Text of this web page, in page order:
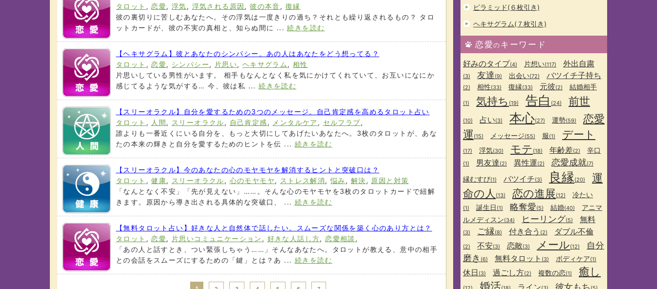
タロット ,恋愛,浮気, 浮気される原因 ,彼の本音, 復縁
彼の裏切りに苦しむあなたへ。その浮気は一度きりの過ち？それとも繰り返されるもの？ タロ
ットカードが、彼の不実の真相と、知らぬ間に ...続きを読む
【ヘキサグラム】彼とあなたのシンパシー。あの人はあなたをどう想ってる？
タロット ,恋愛, シンパシー, 片思い, ヘキサグラム,相性
片思いしている男性がいます。 相手もなんとなく私を気にかけてくれていて、お互いになにか
感じてるような気がする… 今、彼は私 ...続きを読む
【スリーオラクル】自分を愛するための3つのメッセージ。自己肯定感を高めるタロット占い
タロット , 人間, スリーオラクル, 自己肯定感, メンタルケア , セルフラブ,
誰よりも一番近くにいる自分を、もっと大切にしてあげたいあなたへ。3枚のタロットが、あな
たの本来の輝きと自分を愛するためのヒントを伝 ... 続きを読む
【スリーオラクル】今のあなたの心のモヤモヤを解消するヒントと突破口は？
タロット ,健康, スリーオラクル, 心のモヤモヤ, ストレス解消,悩み , 解決, 原因と対策
「なんとなく不安」「先が見えない」……。そんな心のモヤモヤを3枚のタロットカードで紐解
きます。原因から導き出される具体的な突破口、 ... 続きを読む
【無料タロット占い】好きな人と自然体で話したい。スムーズな関係を築く心のあり方とは？
タロット ,恋愛, 片思いコミュニケーション , 好きな人話し方,恋愛相談 ,
「あの人と話すとき、つい緊張しちゃう……」そんなあなたへ。タロットが教える、意中の相手
との会話をスムーズにするための「鍵」とは？あ ... 続きを読む
ピラミッド(６枚引き)
ヘキサグラム(７枚引き)
恋愛のキーワード
好みのタイプ(4) 片想い(117) 外出自粛
(3) 友達 (9) 出会い(72) バツイチ子持ち
(2) 相性(33) 復縁(33) 元彼(2) 結婚相手
(1) 気持ち (19) 告白 (24) 前世
(10) 占い(3) 本心(27) 運勢(59)
恋愛
運 (15) メッセージ(55) 服(1) デート
(17) 浮気(30) モテ (18) 年齢差(2) 辛口
(1) 男友達(2) 異性運(2) 恋愛成就(7)
縁むすび(1) バツイチ(3) 良縁(20)
運
命の人 (13) 恋の進展(12) 冷たい
(1) 誕生日 (1) 略奪愛(5) 結婚(40)
アニマ
ルメディスン(34) ヒーリング(5) 無料
(3) ご縁(8) 付き合う (2) ダブル不倫
(2) 不安(3) 恋敵(3) メール(12)
自分
磨き (6) 無料タロット (3) ボディケア(1)
休日 (3) 過ごし方(2) 複数の恋(1) 癒し
婚活 ライン 彼女もち